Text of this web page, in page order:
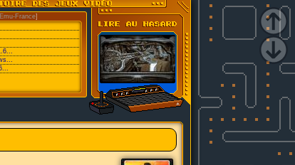
Emu-France]